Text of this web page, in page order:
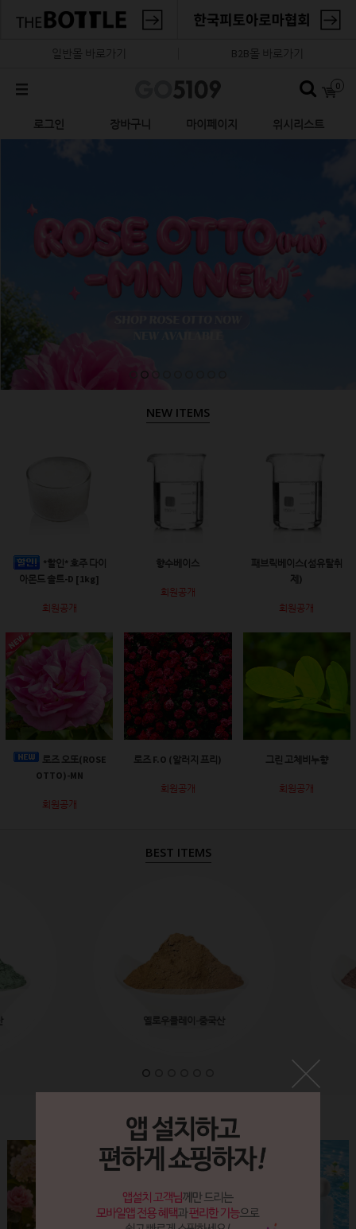
일반몰 바로가기 B2B몰 바로가기
0
로그인 장바구니 마이페이지 위시리스트
NEW ITEMS
*할인* 호주 다이
아몬드 솔트-D [1kg]
회원공개
향수베이스
회원공개
패브릭베이스(섬유탈취
제)
회원공개
로즈 오또(ROSE
OTTO)-MN
회원공개
로즈 F.O (알러지 프리)
회원공개
그린 고체비누향
회원공개
BEST ITEMS
옐로우클레이-중국산
Label&Bottle